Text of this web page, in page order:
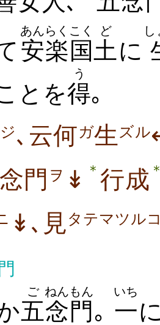
安楽
あんらく
国
こく
土
ど
に
し
とを得
う
｡
ジ､云何ガ生 ズル
門 ヲ ↡ ＊ 行成
↡､見タテマツル
五
ご
念門
ねんもん
｡ 一
いち